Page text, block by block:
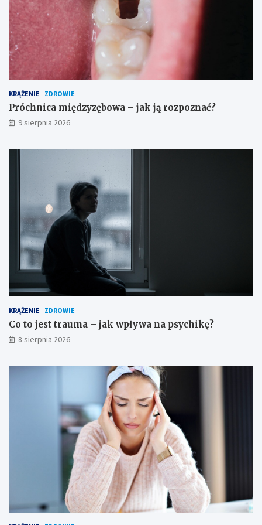
n
i
a
ś
r
o
d
k
i
o
KRĄŻENIE ZDROWIE
Próchnica międzyzębowa – jak ją rozpoznać?
9 sierpnia 2026
KRĄŻENIE ZDROWIE
Co to jest trauma – jak wpływa na psychikę?
8 sierpnia 2026